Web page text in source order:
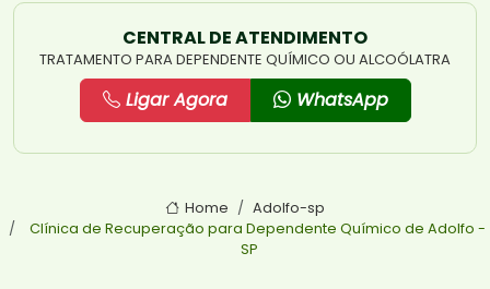
CENTRAL DE ATENDIMENTO
TRATAMENTO PARA DEPENDENTE QUÍMICO OU ALCOÓLATRA
Ligar Agora WhatsApp
Home
Adolfo-sp
Clínica de Recuperação para Dependente Químico de Adolfo -
SP